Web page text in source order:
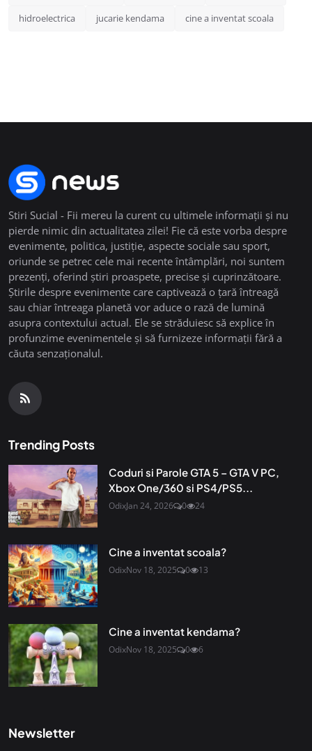
hidroelectrica jucarie kendama cine a inventat scoala
Stiri Sucial - Fii mereu la curent cu ultimele informații și nu
pierde nimic din actualitatea zilei! Fie că este vorba despre
evenimente, politica, justiție, aspecte sociale sau sport,
oriunde se petrec cele mai recente întâmplări, noi suntem
prezenți, oferind știri proaspete, precise și cuprinzătoare.
Știrile despre evenimente care captivează o țară întreagă
sau chiar întreaga planetă vor aduce o rază de lumină
asupra contextului actual. Ele se străduiesc să explice în
profunzime evenimentele și să furnizeze informații fără a
căuta senzaționalul.
Trending Posts
Coduri si Parole GTA 5 – GTA V PC,
Xbox One/360 si PS4/PS5...
OdixJan 24, 2026 0 24
Cine a inventat scoala?
OdixNov 18, 2025 0 13
Cine a inventat kendama?
OdixNov 18, 2025 0 6
Newsletter